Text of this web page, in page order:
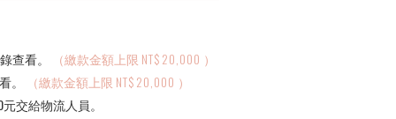
查看。 （繳款金額上限 20,000 ）
（繳款金額上限 20,000 ）
交給物流人員。